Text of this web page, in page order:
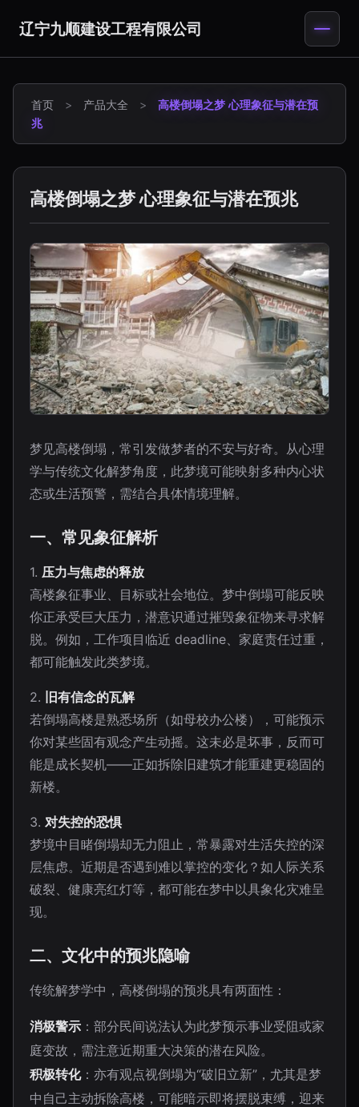
辽宁九顺建设工程有限公司
首页 > 产品大全 >
高楼倒塌之梦 心理象征与潜在预
兆
高楼倒塌之梦 心理象征与潜在预兆
梦见高楼倒塌，常引发做梦者的不安与好奇。从心理
学与传统文化解梦角度，此梦境可能映射多种内心状
态或生活预警，需结合具体情境理解。
一、常见象征解析
1. 压力与焦虑的释放
高楼象征事业、目标或社会地位。梦中倒塌可能反映
你正承受巨大压力，潜意识通过摧毁象征物来寻求解
脱。例如，工作项目临近 deadline、家庭责任过重，
都可能触发此类梦境。
2. 旧有信念的瓦解
若倒塌高楼是熟悉场所（如母校办公楼），可能预示
你对某些固有观念产生动摇。这未必是坏事，反而可
能是成长契机——正如拆除旧建筑才能重建更稳固的
新楼。
3. 对失控的恐惧
梦境中目睹倒塌却无力阻止，常暴露对生活失控的深
层焦虑。近期是否遇到难以掌控的变化？如人际关系
破裂、健康亮红灯等，都可能在梦中以具象化灾难呈
现。
二、文化中的预兆隐喻
传统解梦学中，高楼倒塌的预兆具有两面性：
消极警示 ：部分民间说法认为此梦预示事业受阻或家
庭变故，需注意近期重大决策的潜在风险。
积极转化：亦有观点视倒塌为“破旧立新”，尤其是梦
中自己主动拆除高楼，可能暗示即将摆脱束缚，迎来